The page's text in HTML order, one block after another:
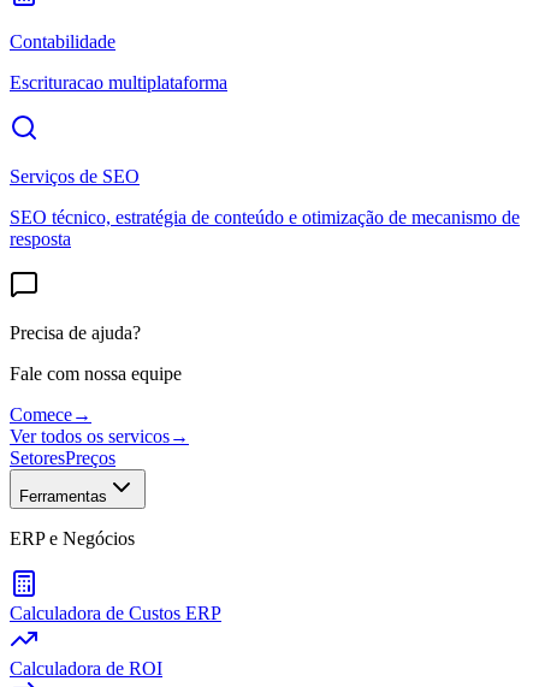
Contabilidade
Escrituracao multiplataforma
Serviços de SEO
SEO técnico, estratégia de conteúdo e otimização de mecanismo de
resposta
Precisa de ajuda?
Fale com nossa equipe
Comece→
Ver todos os servicos→
SetoresPreços
Ferramentas
ERP e Negócios
Calculadora de Custos ERP
Calculadora de ROI